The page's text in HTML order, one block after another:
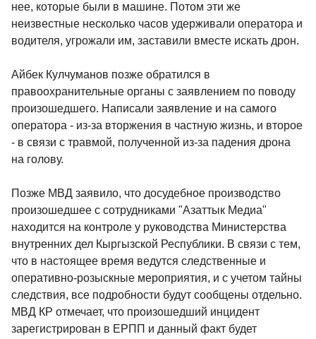
нее, которые были в машине. Потом эти же
неизвестные несколько часов удерживали оператора и
водителя, угрожали им, заставили вместе искать дрон.
Айбек Кулчуманов позже обратился в
правоохранительные органы с заявлением по поводу
произошедшего. Написали заявление и на самого
оператора - из-за вторжения в частную жизнь, и второе
- в связи с травмой, полученной из-за падения дрона
на голову.
Позже МВД заявило, что досудебное производство
произошедшее с сотрудниками "Азаттык Медиа"
находится на контроле у руководства Министерства
внутренних дел Кыргызской Республики. В связи с тем,
что в настоящее время ведутся следственные и
оперативно-розыскные мероприятия, и с учетом тайны
следствия, все подробности будут сообщены отдельно.
МВД КР отмечает, что произошедший инцидент
зарегистрирован в ЕРПП и данный факт будет